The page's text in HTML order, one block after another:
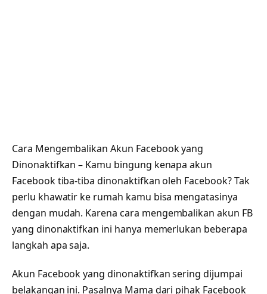
Cara Mengembalikan Akun Facebook yang
Dinonaktifkan – Kamu bingung kenapa akun
Facebook tiba-tiba dinonaktifkan oleh Facebook? Tak
perlu khawatir ke rumah kamu bisa mengatasinya
dengan mudah. Karena cara mengembalikan akun FB
yang dinonaktifkan ini hanya memerlukan beberapa
langkah apa saja.
Akun Facebook yang dinonaktifkan sering dijumpai
belakangan ini. Pasalnya Mama dari pihak Facebook